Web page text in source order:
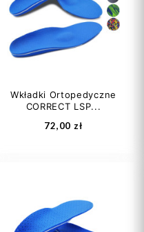
28
29 +13
Dodaj do koszyka
Wkładki Ortopedyczne
CORRECT LSP...
72,00 zł